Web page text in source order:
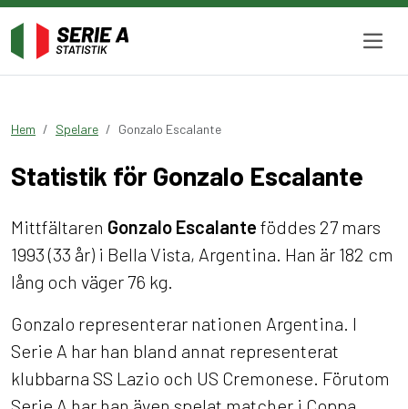
Hem Spelare Gonzalo Escalante
Statistik för Gonzalo Escalante
Mittfältaren Gonzalo Escalante föddes 27 mars
1993 (33 år) i Bella Vista, Argentina. Han är 182 cm
lång och väger 76 kg.
Gonzalo representerar nationen Argentina. I
Serie A har han bland annat representerat
klubbarna SS Lazio och US Cremonese. Förutom